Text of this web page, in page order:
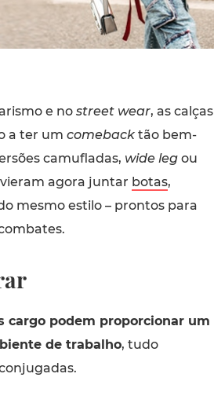
e no street wear, as calças
a ter um comebacktão bem-
camufladas, wide legou
agora juntar botas,
mesmo estilo – prontos para
cargo podem proporcionar um
de trabalho, tudo